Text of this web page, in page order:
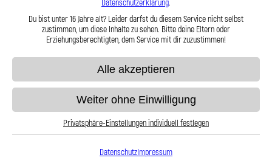
Stahlflex vs. Gummi
Fakten Stahlflex Gummi
Datenschutzerklärung.
Du bist unter 16 Jahre alt? Leider darfst du diesem Service nicht selbst
zustimmen, um diese Inhalte zu sehen. Bitte deine Eltern oder
Erziehungsberechtigten, dem Service mit dir zuzustimmen!
Alle akzeptieren
Weiter ohne Einwilligung
Privatsphäre-Einstellungen individuell festlegen
DatenschutzImpressum